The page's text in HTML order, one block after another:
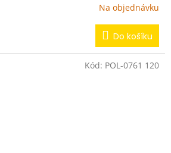
Na objednávku
Do košíku
Kód: POL-0761 120